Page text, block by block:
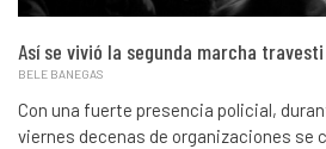
Así se vivió la segunda marcha
BELE BANEGAS
Con una fuerte presencia policial,
viernes decenas de organizaciones se